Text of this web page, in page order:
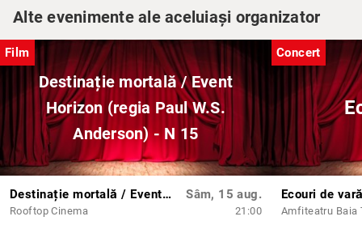
Alte evenimente ale aceluiași organizator
Film
Destinație mortală / Event
Horizon (regia Paul W.S.
Anderson) - N 15
Destinație mortală / Event Horizon (regia Paul W.S. Anderson) - N 15
Rooftop Cinema
Sâm, 15 aug.
21:00
Concert
Ecouri de
Amfiteatru Baia